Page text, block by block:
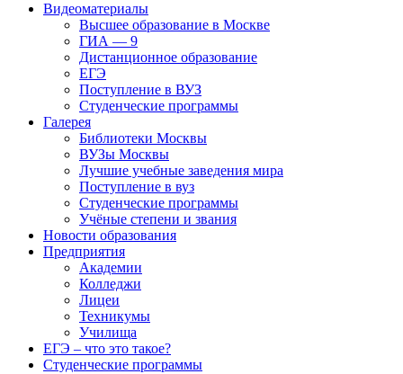
Видеоматериалы
Высшее образование в Москве
ГИА — 9
Дистанционное образование
ЕГЭ
Поступление в ВУЗ
Студенческие программы
Галерея
Библиотеки Москвы
ВУЗы Москвы
Лучшие учебные заведения мира
Поступление в вуз
Студенческие программы
Учёные степени и звания
Новости образования
Предприятия
Академии
Колледжи
Лицеи
Техникумы
Училища
ЕГЭ – что это такое?
Студенческие программы